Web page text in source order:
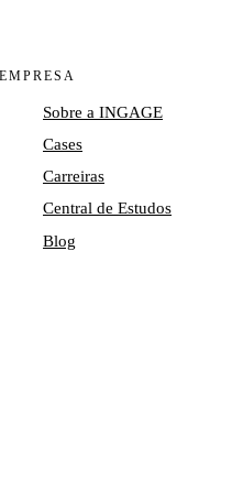
EMPRESA
Sobre a INGAGE
Cases
Carreiras
Central de Estudos
Blog